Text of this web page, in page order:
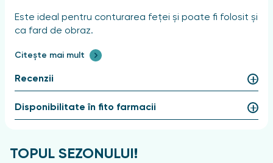
Este ideal pentru conturarea feței și poate fi folosit și
ca fard de obraz.
Este disponibil într-o nuanță universală, cât mai
Filtrul UV ajută la protejarea pielii împotriva efectelor
nocive ale razelor solare.
Aplicați bronzerul cu o pensulă pe zonele
Citește mai mult
Recenzii
Disponibilitate în fito farmacii
TOPUL SEZONULUI!